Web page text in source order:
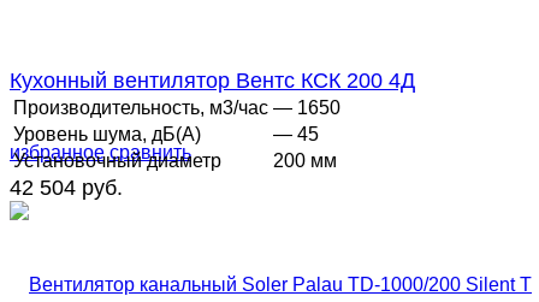
избранное сравнить
Кухонный вентилятор Вентс КСК 200 4Д
Производительность, м3/час — 1650
Уровень шума, дБ(А)
— 45
Установочный диаметр
200 мм
42 504 руб.